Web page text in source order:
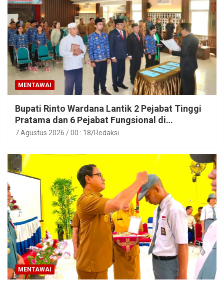
MENTAWAI
Bupati Rinto Wardana Lantik 2 Pejabat Tinggi
Pratama dan 6 Pejabat Fungsional di
Lingkungan Pemkab Kepulauan Mentawai
7 Agustus 2026 / 00 : 18 Redaksi
MENTAWAI